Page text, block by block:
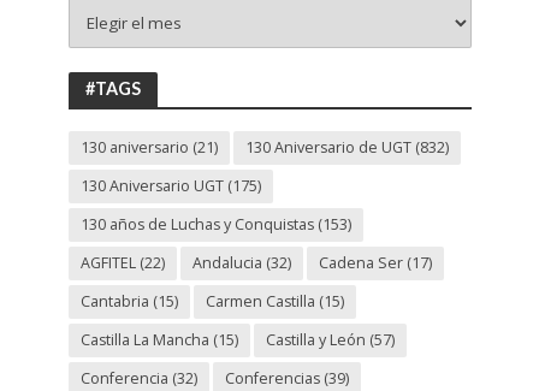
130
ANIVERSARIO
UGT
#TAGS
130 aniversario (21) 130 Aniversario de UGT(832)
130 Aniversario UGT(175)
130 años de Luchas y Conquistas(153)
AGFITEL(22) Andalucia (32) Cadena Ser(17)
Cantabria (15) Carmen Castilla (15)
Castilla La Mancha (15) Castilla y León (57)
Conferencia (32) Conferencias(39)